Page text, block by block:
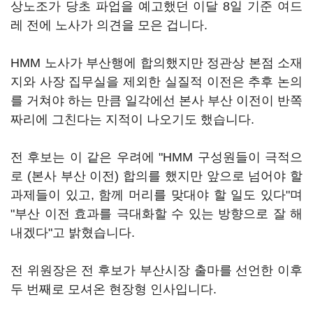
상노조가 당초 파업을 예고했던 이달 8일 기준 여드
레 전에 노사가 의견을 모은 겁니다.
HMM 노사가 부산행에 합의했지만 정관상 본점 소재
지와 사장 집무실을 제외한 실질적 이전은 추후 논의
를 거쳐야 하는 만큼 일각에선 본사 부산 이전이 반쪽
짜리에 그친다는 지적이 나오기도 했습니다.
전 후보는 이 같은 우려에 "HMM 구성원들이 극적으
로 (본사 부산 이전) 합의를 했지만 앞으로 넘어야 할
과제들이 있고, 함께 머리를 맞대야 할 일도 있다"며
"부산 이전 효과를 극대화할 수 있는 방향으로 잘 해
내겠다"고 밝혔습니다.
전 위원장은 전 후보가 부산시장 출마를 선언한 이후
두 번째로 모셔온 현장형 인사입니다.